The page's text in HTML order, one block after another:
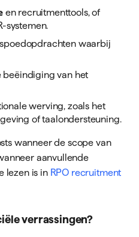
en recruitmenttools, of
systemen.
waarbij
van het
werving, zoals het
of taalondersteuning.
wanneer de scope van
aanvullende
lezen is in RPO recruitment
verrassingen?